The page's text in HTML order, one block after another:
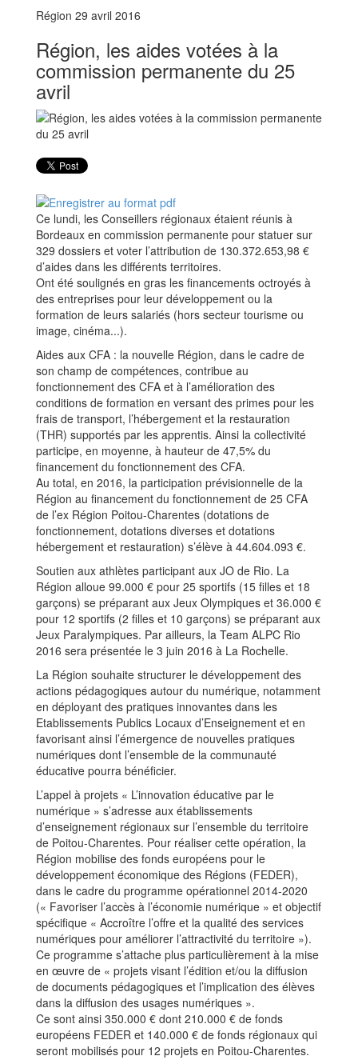
Région 29 avril 2016
Région, les aides votées à la
commission permanente du 25
avril
Ce lundi, les Conseillers régionaux étaient réunis à
Bordeaux en commission permanente pour statuer sur
329 dossiers et voter l’attribution de 130.372.653,98 €
d’aides dans les différents territoires.
Ont été soulignés en gras les financements octroyés à
des entreprises pour leur développement ou la
formation de leurs salariés (hors secteur tourisme ou
image, cinéma...).
Aides aux CFA : la nouvelle Région, dans le cadre de
son champ de compétences, contribue au
fonctionnement des CFA et à l’amélioration des
conditions de formation en versant des primes pour les
frais de transport, l’hébergement et la restauration
(THR) supportés par les apprentis. Ainsi la collectivité
participe, en moyenne, à hauteur de 47,5% du
financement du fonctionnement des CFA.
Au total, en 2016, la participation prévisionnelle de la
Région au financement du fonctionnement de 25 CFA
de l’ex Région Poitou-Charentes (dotations de
fonctionnement, dotations diverses et dotations
hébergement et restauration) s’élève à 44.604.093 €.
Soutien aux athlètes participant aux JO de Rio. La
Région alloue 99.000 € pour 25 sportifs (15 filles et 18
garçons) se préparant aux Jeux Olympiques et 36.000 €
pour 12 sportifs (2 filles et 10 garçons) se préparant aux
Jeux Paralympiques. Par ailleurs, la Team ALPC Rio
2016 sera présentée le 3 juin 2016 à La Rochelle.
La Région souhaite structurer le développement des
actions pédagogiques autour du numérique, notamment
en déployant des pratiques innovantes dans les
Etablissements Publics Locaux d’Enseignement et en
favorisant ainsi l’émergence de nouvelles pratiques
numériques dont l’ensemble de la communauté
éducative pourra bénéficier.
L’appel à projets « L’innovation éducative par le
numérique » s’adresse aux établissements
d’enseignement régionaux sur l’ensemble du territoire
de Poitou-Charentes. Pour réaliser cette opération, la
Région mobilise des fonds européens pour le
développement économique des Régions (FEDER),
dans le cadre du programme opérationnel 2014-2020
(« Favoriser l’accès à l’économie numérique » et objectif
spécifique « Accroître l’offre et la qualité des services
numériques pour améliorer l’attractivité du territoire »).
Ce programme s’attache plus particulièrement à la mise
en œuvre de « projets visant l’édition et/ou la diffusion
de documents pédagogiques et l’implication des élèves
dans la diffusion des usages numériques ».
Ce sont ainsi 350.000 € dont 210.000 € de fonds
européens FEDER et 140.000 € de fonds régionaux qui
seront mobilisés pour 12 projets en Poitou-Charentes.